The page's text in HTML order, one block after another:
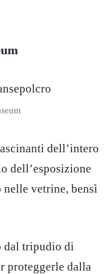
dell’intero
dell’esposizione
nelle vetrine, bensì
dal tripudio di
proteggerle dalla